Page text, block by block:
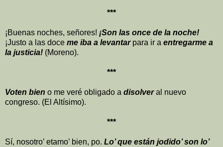
***
¡Buenas noches, señores! ¡Son las once de la noche!
¡Justo a las doce me iba a levantarpara ir a entregarme a
la justicia! (Moreno).
***
Voten bien o me veré obligado a disolveral nuevo
congreso. (El Altísimo).
***
Sí, nosotro’ etamo’ bien, po. Lo’ que están jodido’ son lo’